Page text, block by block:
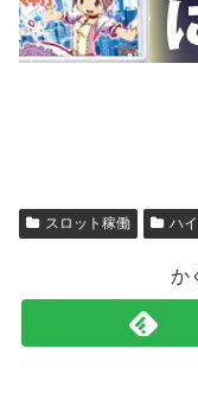
スロット稼働 ハ
か